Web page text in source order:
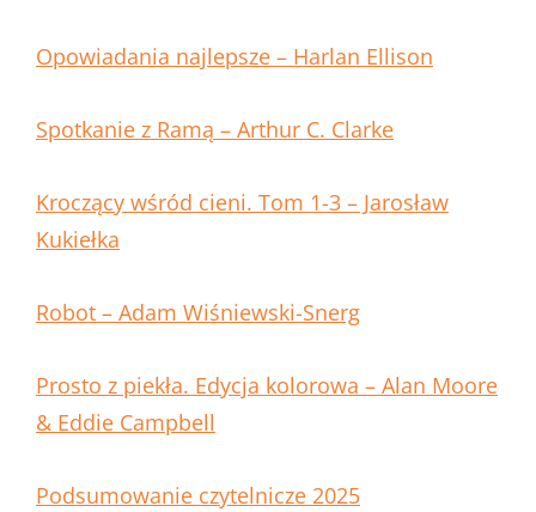
Opowiadania najlepsze – Harlan Ellison
Spotkanie z Ramą – Arthur C. Clarke
Kroczący wśród cieni. Tom 1-3 – Jarosław
Kukiełka
Robot – Adam Wiśniewski-Snerg
Prosto z piekła. Edycja kolorowa – Alan Moore
& Eddie Campbell
Podsumowanie czytelnicze 2025